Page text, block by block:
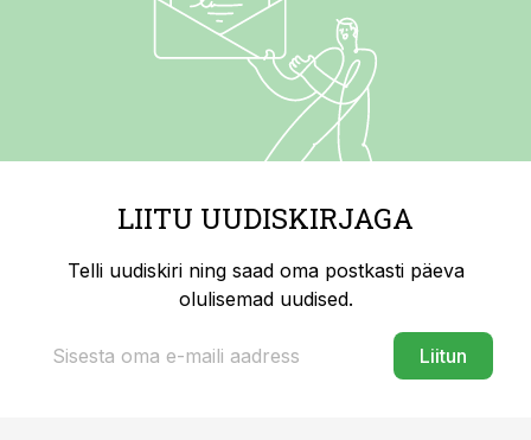
LIITU UUDISKIRJAGA
Telli uudiskiri ning saad oma postkasti päeva
olulisemad uudised.
Liitun